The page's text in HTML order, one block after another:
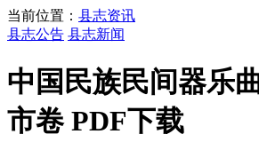
当前位置： 县志资讯
县志公告 县志新闻
中国民族民间器乐
市卷 PDF下载